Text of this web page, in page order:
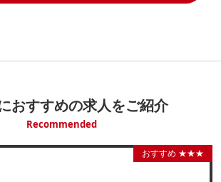
おすすめの求人をご紹介
Recommended
おすすめ ★★★